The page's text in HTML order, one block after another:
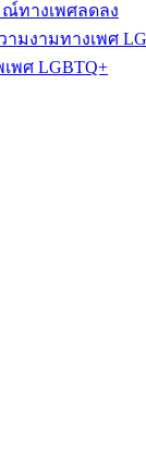
ณ์ทางเพศลดลง
วามงามทางเพศ
เพศ LGBTQ+